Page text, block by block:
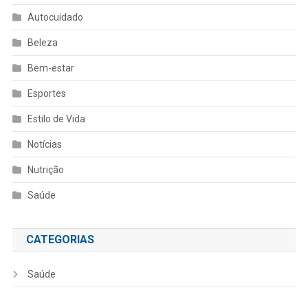
Autocuidado
Beleza
Bem-estar
Esportes
Estilo de Vida
Notícias
Nutrição
Saúde
CATEGORIAS
Saúde